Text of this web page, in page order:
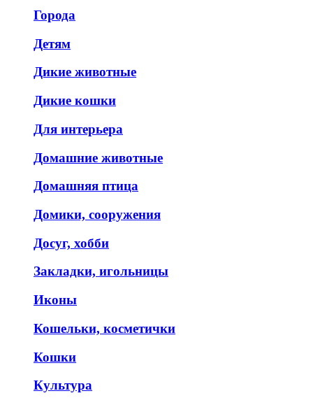
Города
Детям
Дикие животные
Дикие кошки
Для интерьера
Домашние животные
Домашняя птица
Домики, сооружения
Досуг, хобби
Закладки, игольницы
Иконы
Кошельки, косметички
Кошки
Культура